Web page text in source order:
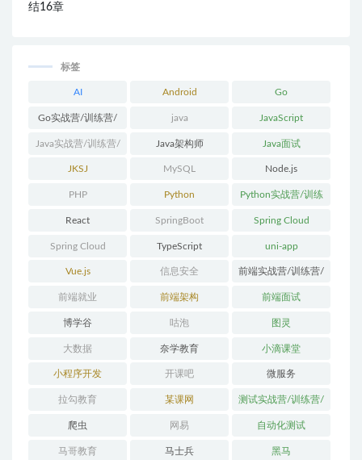
结16章
标签
AI Android Go
Go实战营/训练营/
体系课
java JavaScript
Java实战营/训练营/
体系课
Java架构师 Java面试
JKSJ MySQL Node.js
PHP Python Python实战营/训练
营/体系课
React SpringBoot Spring Cloud
Spring Cloud
Alibaba
TypeScript uni-app
Vue.js 信息安全 前端实战营/训练营/
体系课
前端就业 前端架构 前端面试
博学谷 咕泡 图灵
大数据 奈学教育 小滴课堂
小程序开发 开课吧 微服务
拉勾教育 某课网 测试实战营/训练营/
体系课
爬虫 网易 自动化测试
马哥教育 马士兵 黑马